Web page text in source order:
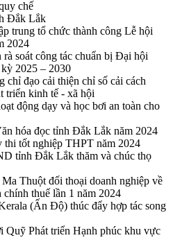
chế
Đắk Lắk
trung tổ chức thành công Lễ hội
2024
soát công tác chuẩn bị Đại hội
2025 – 2030
chỉ đạo cải thiện chỉ số cải cách
triển kinh tế - xã hội
động dạy và học bơi an toàn cho
hóa đọc tỉnh Đắk Lắk năm 2024
tốt nghiệp THPT năm 2024
tỉnh Đắk Lắk thăm và chúc thọ
Thuột đối thoại doanh nghiệp về
chính thuế lần 1 năm 2024
(Ấn Độ) thúc đẩy hợp tác song
Phát triển Hạnh phúc khu vực